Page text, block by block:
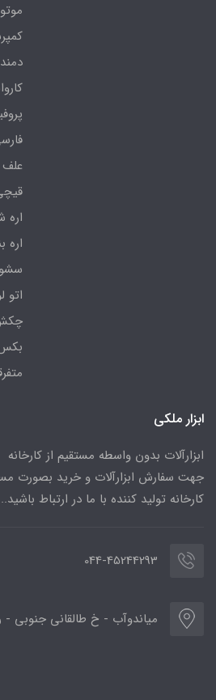
اره
اره
اتو
ابزار ملکی
ابزارآلات بدون واسطه مستقیم از کارخانه
جهت سفارش ابزارآلات و خرید بصورت
کارخانه تولید کننده با ما در ارتباط
044-45244293
میاندوآب - خ طالقانی جنوبی -